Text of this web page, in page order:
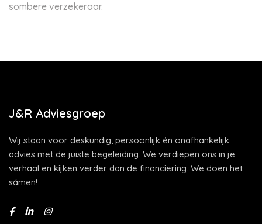
sombere verzekeraar.
J&R Adviesgroep
Wij staan voor deskundig, persoonlijk én onafhankelijk
advies met de juiste begeleiding. We verdiepen ons in je
verhaal en kijken verder dan de financiering. We doen het
sámen!